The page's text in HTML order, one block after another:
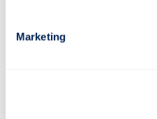
Marketing